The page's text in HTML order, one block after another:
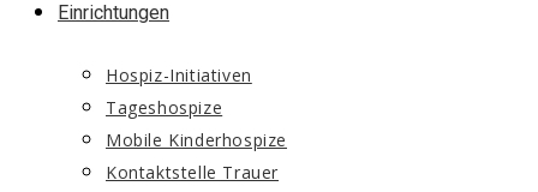
Einrichtungen
Hospiz-Initiativen
Tageshospize
Mobile Kinderhospize
Kontaktstelle Trauer